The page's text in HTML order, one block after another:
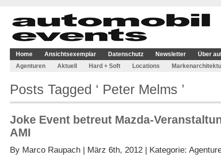
Home Ansichtsexemplar Datenschutz Newsletter
Über
Agenturen
Aktuell Hard + Soft Locations
Posts Tagged ‘ Peter Melms ’
Joke Event betreut Mazda-
AMI
By Marco Raupach | März 6th, 2012 | Kategorie: